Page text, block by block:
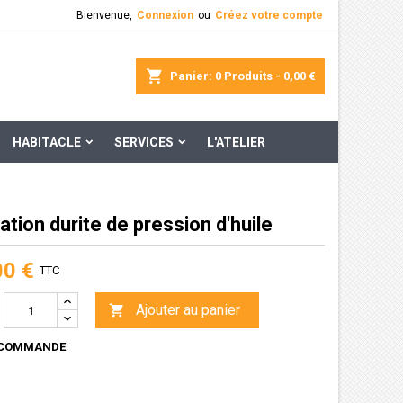
Bienvenue, Connexion ou Créez votre compte
Panier 0 Produits - 0,00 €
HABITACLE SERVICES L'ATELIER
durite de pression d'huile
€ TTC
 Ajouter au panier